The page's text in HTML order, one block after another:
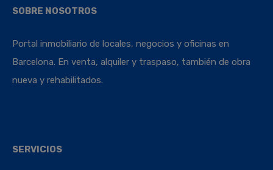
SOBRE NOSOTROS
Portal inmobiliario de locales, negocios y oficinas en
Barcelona. En venta, alquiler y traspaso, también de obra
nueva y rehabilitados.
SERVICIOS